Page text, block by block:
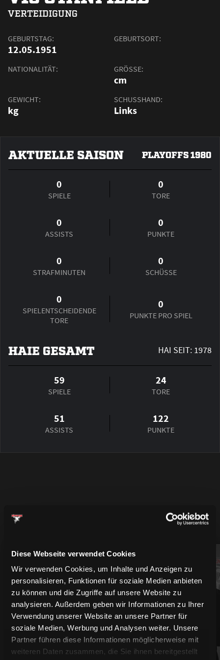
Diese Webseite verwendet Cookies
Wir verwenden Cookies, um Inhalte und Anzeigen zu
personalisieren, Funktionen für soziale Medien anbieten
zu können und die Zugriffe auf unsere Website zu
analysieren. Außerdem geben wir Informationen zu Ihrer
Verwendung unserer Website an unsere Partner für
soziale Medien, Werbung und Analysen weiter. Unsere
Partner führen diese Informationen möglicherweise mit
weiteren Daten zusammen, die Sie ihnen bereitgestellt
VERTEIDIGUNG
GEBURTSTAG:
12.05.1951
GEBURTSORT:
NATIONALITÄT: GRÖSSE:
cm
GEWICHT:
kg
SCHUSSHAND:
Links
AKTUELLE SAISON PLAYOFFS 1980
0
SPIELE
0
TORE
0
ASSISTS
0
PUNKTE
0
STRAFMINUTEN
0
SCHÜSSE
0
SPIEL­ENTSCHEIDENDE
TORE
0
PUNKTE PRO SPIEL
HAIE GESAMT HAI SEIT: 1978
59
SPIELE
24
TORE
51
ASSISTS
122
PUNKTE
MEHR SPIELER
94 61